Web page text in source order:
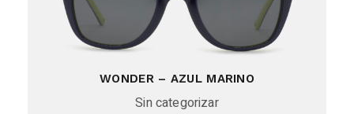
WONDER – AZUL MARINO
Sin categorizar